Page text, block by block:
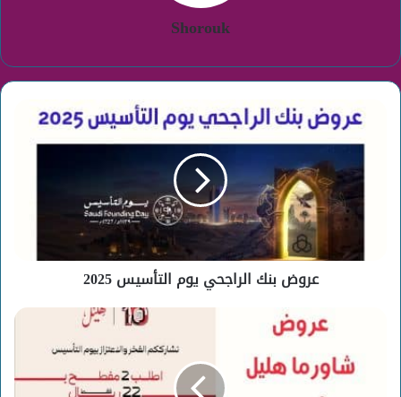
Shorouk
عروض
الراجحي
التأسيس
2025
عروض بنك الراجحي يوم التأسيس 2025